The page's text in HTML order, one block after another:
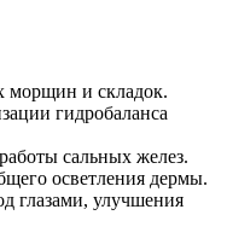
и складок.
гидробаланса
сальных желез.
осветления дермы.
глазами, улучшения